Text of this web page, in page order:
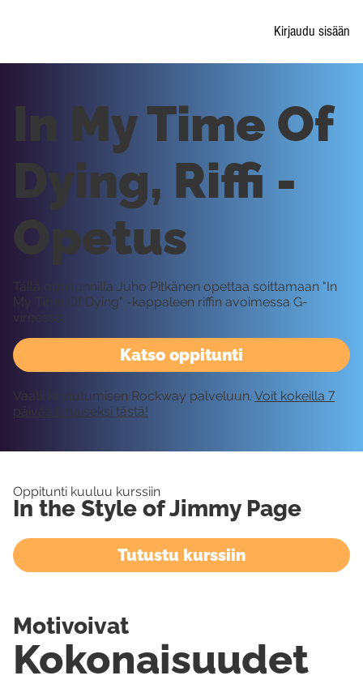
Kirjaudu sisään
Katso oppitunti
In My Time Of
Dying, Riffi -
Opetus
Tällä oppitunnilla Juho Pitkänen opettaa soittamaan "In
My Time Of Dying" -kappaleen riffin avoimessa G-
vireessä.
Vaatii kirjautumisen Rockway palveluun. Voit kokeilla 7
päivää ilmaiseksi tästä!
Oppitunti kuuluu kurssiin
In the Style of Jimmy Page
Tutustu kurssiin
Kokonaisuudet
Motivoivat